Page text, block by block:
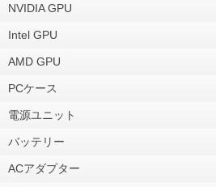
NVIDIA GPU
Intel GPU
AMD GPU
PCケース
電源ユニット
バッテリー
ACアダプター